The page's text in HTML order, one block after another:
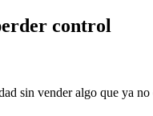
control
sin vender algo que ya